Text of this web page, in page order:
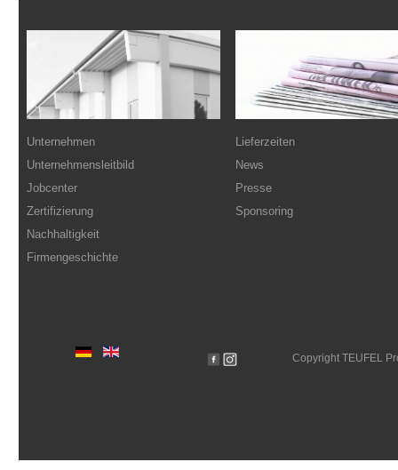
Unternehmen
Unternehmensleitbild
Jobcenter
Zertifizierung
Nachhaltigkeit
Firmengeschichte
Lieferzeiten
News
Presse
Sponsoring
Copyright TEUFEL